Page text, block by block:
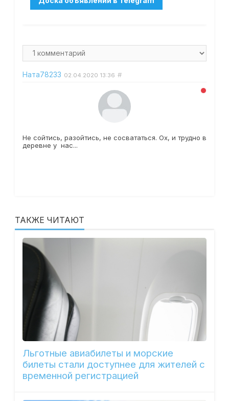
Ната78233 02.04.2020 13:36 #
Не сойтись, разойтись, не сосвататься. Ох, и трудно в
деревне у нас...
ТАКЖЕ ЧИТАЮТ
Льготные авиабилеты и морские
билеты стали доступнее для жителей с
временной регистрацией